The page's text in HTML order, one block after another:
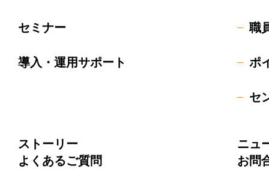
セミナー
導入・運用サポート
職
ポ
セ
ストーリー
ニュ
よくあるご質問
お問